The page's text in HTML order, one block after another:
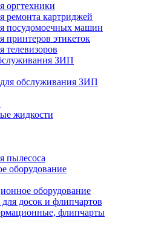
оргтехники
ремонта картриджей
посудомоечных машин
принтеров этикеток
телевизоров
ЗИП
обслуживания ЗИП
жидкости
пылесоса
оборудование
оборудование
досок и флипчартов
флипчарты